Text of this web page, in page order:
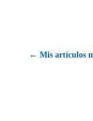
← Mis artículos